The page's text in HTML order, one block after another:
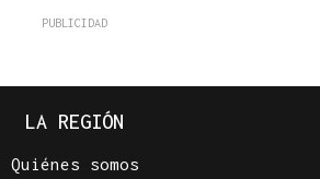
LA REGIÓN
Quiénes somos